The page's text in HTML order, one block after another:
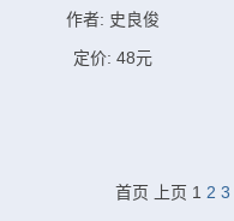
作者: 史良俊
定价: 48元
首页 上页 1 2 3